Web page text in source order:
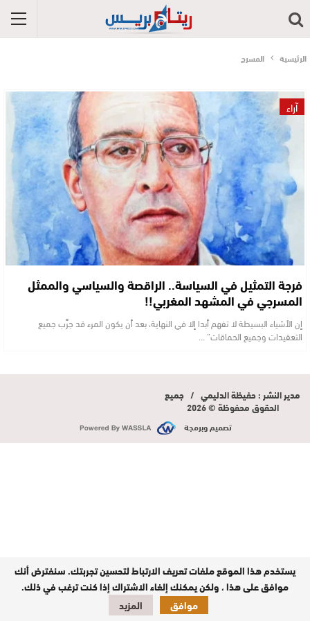
الرئيسية المسرج
آراء
فرجة التمثيل في السياسة.. الراقصة والسياسي والممثل
المسرجي في المشهد المغربي!!
إن الأشياء البسيطة لا تفهم أبدا إلا في النهاية، بعد أن يكون المرء قد جرَّب جميع
التعقيدات وجميع الحماقات” …
مدير النشر : حفيظة الدليمي / جميع
الحقوق محفوظة © 2026
تصميم وبرمجة
يستخدم هذا الموقع ملفات تعريف الارتباط لتحسين تجربتك. سنفترض أنك
موافق على هذا ، ولكن يمكنك إلغاء الاشتراك إذا كنت ترغب في ذلك.
موافق
المزيد